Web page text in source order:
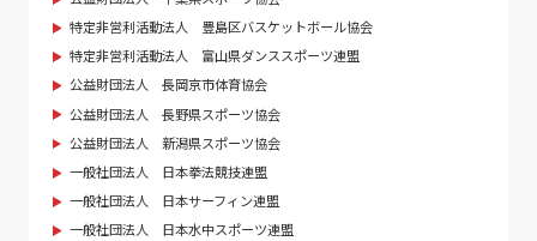
特定非営利活動法人 豊島区バスケットボール協会
特定非営利活動法人 富山県ダンススポーツ連盟
公益財団法人 長岡京市体育協会
公益財団法人 長野県スポーツ協会
公益財団法人 新潟県スポーツ協会
一般社団法人 日本拳法競技連盟
一般社団法人 日本サーフィン連盟
一般社団法人 日本水中スポーツ連盟